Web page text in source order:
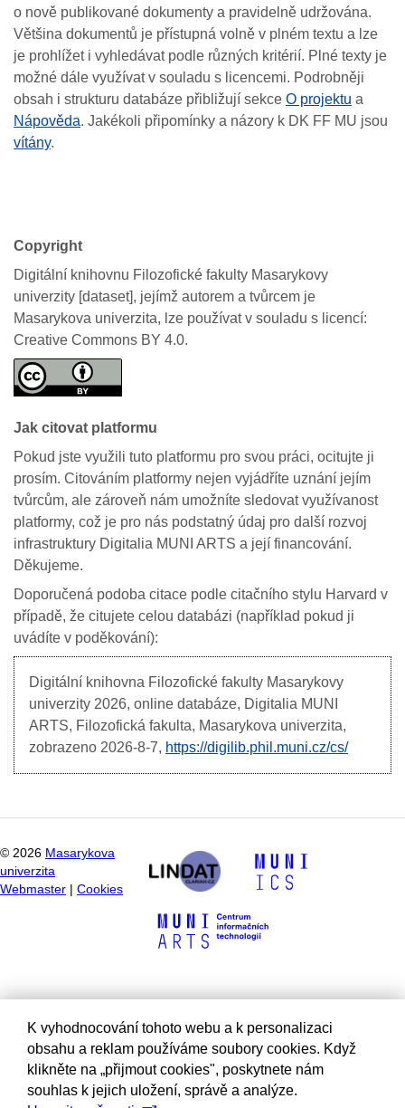
o nově publikované dokumenty a pravidelně udržována.
Většina dokumentů je přístupná volně v plném textu a lze
je prohlížet i vyh ledávat podle různých kritérií. Plné texty je
možné dále využívat v souladu s licencemi. Podrobněji
obsah i strukturu databáze přibližují sekce O projektu a
Nápověda. Jakékoli připomínky a názory k DK FF MU jsou
vítány.
Copyright
Digitální knihovnu Filozofické fakulty Masarykovy
univerzity [dataset], jejímž autorem a tvůrcem je
Masarykova univerzita, lze používat v souladu s licencí:
Creative Commons BY 4.0.
Jak citovat platformu
Pokud jste využili tuto platformu pro svou práci, ocitujte ji
prosím. Citováním platformy nejen vyjádříte uznání jejím
tvůrcům, ale zároveň nám umožníte sledovat využívanost
platformy, což je pro nás podstatný údaj pro další rozvoj
infrastruktury Digitalia MUNI ARTS a její financování.
Děkujeme.
Doporučená podoba citace podle citačního stylu Harvard v
případě, že citujete celou databázi (například pokud ji
uvádíte v poděkování):
Digitální knihovna Filozofické fakulty Masarykovy
univerzity 2026, online databáze, Digitalia MUNI
ARTS, Filozofická fakulta, Masarykova univerzita,
zobrazeno 2026-8-7, https://digilib.phil.muni.cz/cs/
© 2026 Masarykova
univerzita
Webmaster
Cookies
K vyhodnocování tohoto webu a k personalizaci
obsahu a reklam používáme soubory cookies. Když
klikněte na „přijmout cookies", poskytnete nám
souhlas k jejich uložení, správě a analýze.